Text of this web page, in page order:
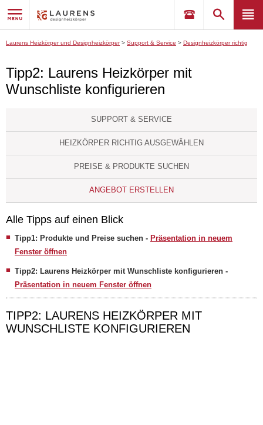
Laurens Heizkörper und Designheizkörper> Support & Service > Designheizkörper richtig
ausgewählen> Tipp2: Laurens Heizkörper mit Wunschliste konfigurieren
Tipp2: Laurens Heizkörper mit
Wunschliste konfigurieren
SUPPORT & SERVICE
HEIZKÖRPER RICHTIG AUSGEWÄHLEN
PREISE & PRODUKTE SUCHEN
ANGEBOT ERSTELLEN
Alle Tipps auf einen Blick
Tipp1: Produkte und Preise suchen - Präsentation in neuem
Fenster öffnen
Tipp2: Laurens Heizkörper mit Wunschliste konfigurieren -
Präsentation in neuem Fenster öffnen
TIPP2: LAURENS HEIZKÖRPER MIT
WUNSCHLISTE KONFIGURIEREN